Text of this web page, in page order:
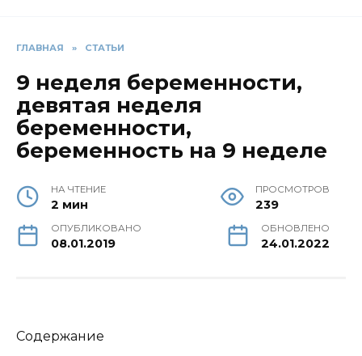
ГЛАВНАЯ » СТАТЬИ
9 неделя беременности,
девятая неделя
беременности,
беременность на 9 неделе
НА ЧТЕНИЕ
2 мин
ПРОСМОТРОВ
239
ОПУБЛИКОВАНО
08.01.2019
ОБНОВЛЕНО
24.01.2022
Содержание